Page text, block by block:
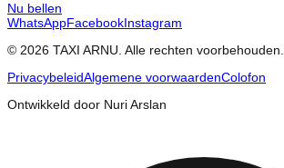
Nu bellen
WhatsAppFacebookInstagram
© 2026 TAXI ARNU. Alle rechten voorbehouden.
PrivacybeleidAlgemene voorwaardenColofon
Ontwikkeld door Nuri Arslan